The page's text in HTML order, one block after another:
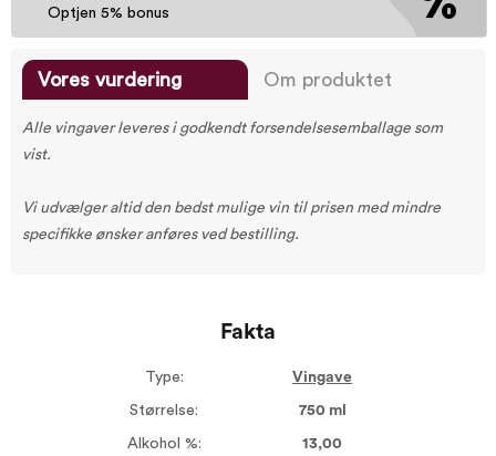
Optjen 5% bonus
Vores vurdering Om produktet
Alle vingaver leveres i godkendt forsendelsesemballage som
vist.
Vi udvælger altid den bedst mulige vin til prisen med mindre
specifikke ønsker anføres ved bestilling.
Fakta
Type: Vingave
Størrelse: 750 ml
Alkohol %: 13,00